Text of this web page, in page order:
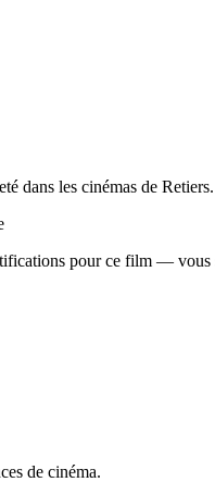
dans les cinémas de Retiers.
pour ce film — vous
de cinéma.